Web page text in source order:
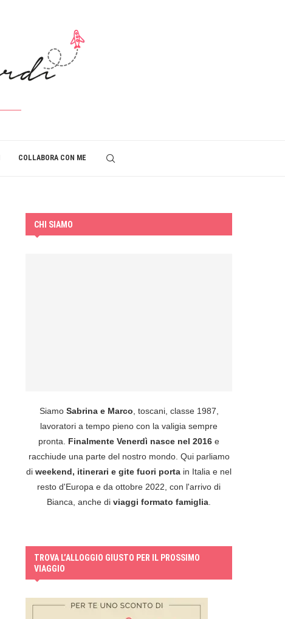
COLLABORA CON ME
CHI SIAMO
Siamo Sabrina e Marco , toscani, classe 1987,
lavoratori a tempo pieno con la valigia sempre
pronta. Finalmente Venerdì nasce nel 2016 e
racchiude una parte del nostro mondo. Qui parliamo
di weekend, itinerari e gite fuori porta in Italia e nel
resto d'Europa e da ottobre 2022, con l'arrivo di
Bianca, anche di viaggi formato famiglia
TROVA L’ALLOGGIO GIUSTO PER IL PROSSIMO
VIAGGIO